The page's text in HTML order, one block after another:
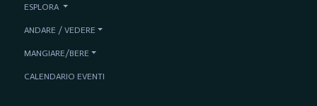
ESPLORA
ANDARE / VEDERE
MANGIARE/BERE
CALENDARIO EVENTI